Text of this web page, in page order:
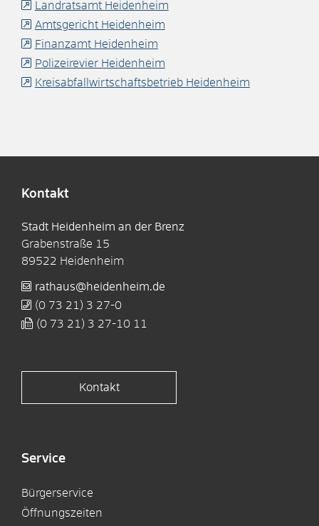
Landratsamt Heidenheim
Amtsgericht Heidenheim
Finanzamt Heidenheim
Polizeirevier Heidenheim
Kreisabfallwirtschaftsbetrieb Heidenheim
Kontakt
Stadt Heidenheim an der Brenz
Grabenstraße 15
89522 Heidenheim
rathaus@heidenheim.de
(0 73 21) 3 27-0
(0 73 21) 3 27-10 11
Kontakt
Service
Bürgerservice
Öffnungszeiten